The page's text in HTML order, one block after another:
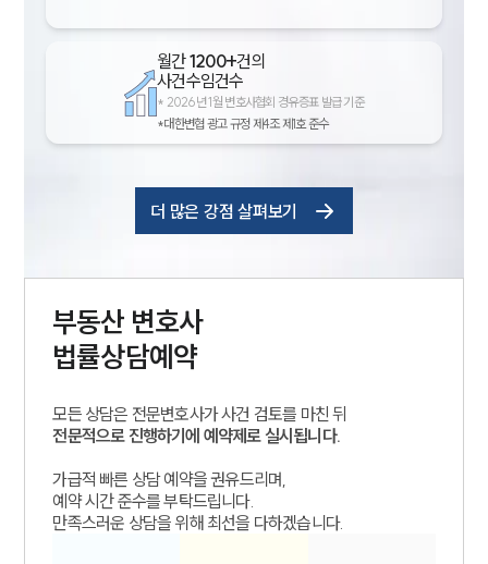
월간1200+건의
사건수임건수
* 2026년 1월 변호사협회 경유증표 발급 기준
*대한변협 광고 규정 제4조 제1호 준수
더 많은 강점 살펴보기
부동산 변호사
법률상담예약
모든 상담은 전문변호사가 사건 검토를 마친 뒤
전문적으로 진행하기에 예약제로 실시됩니다.
가급적 빠른 상담 예약을 권유드리며,
예약 시간 준수를 부탁드립니다.
만족스러운 상담을 위해 최선을 다하겠습니다.